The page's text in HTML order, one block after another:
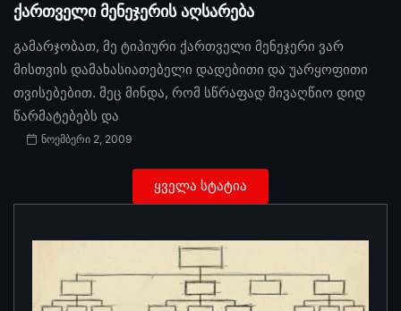
ქართველი მენეჯერის აღსარება
გამარჯობათ, მე ტიპიური ქართველი მენეჯერი ვარ
მისთვის დამახასიათებელი დადებითი და უარყოფითი
თვისებებით. მეც მინდა, რომ სწრაფად მივაღწიო დიდ
წარმატებებს და
ნოემბერი 2, 2009
ყველა სტატია